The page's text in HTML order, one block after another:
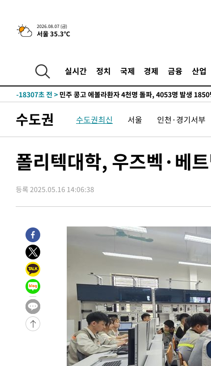
2026.08.07 (금)
서울 35.3℃
실시간 정치 국제 경제 금융 산업
-29356초 전 >[속보]국힘 윤리위, '돌려차기 발언' 진종오·서범수 징
-21707초 전 >
[속보]종합특검, '관저이전 봐주기 감사' 유병호 구속
-17557초 전 > [속보]'300억원대 사기 혐의' 차가원 대표 구속 송치
-15264초 전 > [속보]경찰·노동부, HL만도 평택사업장 끼임 사망 관
-15145초 전 >[속보]합수본, '투표율 허위 입력' 중앙·서울·경기도
-14900초 전 >
[속보]원·달러 환율, 오전 9시 1423.8원
-14696초 전 >[속보]삼성전자·SK하이닉스 동반 강보합…1%대 상
-14650초 전 >[속보]코스피, 6300선 재탈환…1.09% 오른 6365.07
-11815초 전 >시리아 다마스쿠스 교외에서 미니버스 폭발.. 14명 부
-6077초 전 >
이란, 호르무즈서 "적국 목표물들"과 대치로 남부 케슘
례 큰 폭발음
-4792초 전 >
[속보]美, 폴리실리콘 수입 규제…파생제품 15% 관세,
-2943초 전 >
[속보]트럼프, 美 원정출산 금지 행정명령 서명
-643초 전 >
[속보] 뉴욕증시, 일제 하락 마감…나스닥 0.06%↓
-29356초 전 >
[속보]국힘 윤리위, '돌려차기 발언' 진종오·서범수
-24681초 전 >
[속보] 7월 중국 수출 23.9%↑ 수입 27.5%↑…무역
25.3%↑
-21841초 전 >
[속보]'채상병 순직 책임' 임성근, 항소심도 징역 3년
-21707초 전 >
[속보]종합특검, '관저이전 봐주기 감사' 유병호 구속
민주 콩고 에볼라환자 4천명 돌파, 4053명 발생
[속보]'300억원대 사기 혐의' 차가원 대표 구속 송치
수도권 수도권최신 서울 인천·경기서부
폴리텍대학, 우즈벡·베
등록 2025.05.16 14:06:38